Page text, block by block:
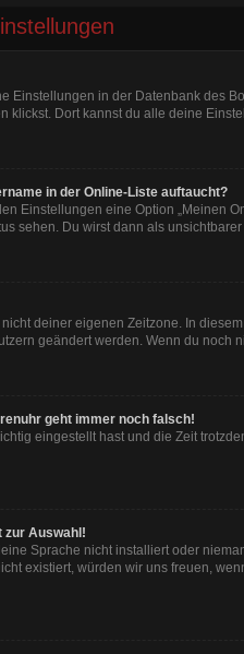
Einstellungen in der Datenbank des
klickst. Dort kannst du alle deine
in der Online-Liste auftaucht?
Einstellungen eine Option „Meinen
sehen. Du wirst dann als unsichtbarer
deiner eigenen Zeitzone. In
geändert werden. Wenn du noch
geht immer noch falsch!
eingestellt hast und die Zeit
zur Auswahl!
Sprache nicht installiert oder
existiert, würden wir uns freuen,